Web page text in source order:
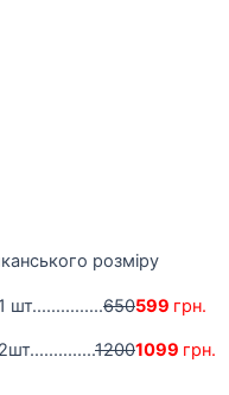
розміру
1 шт...............650599 грн.
2шт..............12001099 грн.